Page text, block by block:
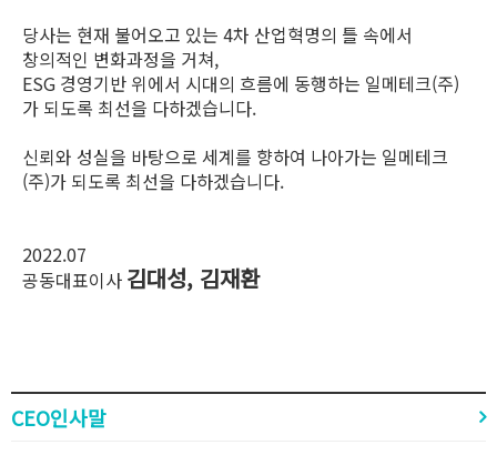
당사는 현재 불어오고 있는 4차 산업혁명의 틀 속에서
창의적인 변화과정을 거쳐,
ESG 경영기반 위에서 시대의 흐름에 동행하는 일메테크(주)
가 되도록 최선을 다하겠습니다.
신뢰와 성실을 바탕으로 세계를 향하여 나아가는 일메테크
(주)가 되도록 최선을 다하겠습니다.
2022.07
공동대표이사 김대성, 김재환
CEO인사말